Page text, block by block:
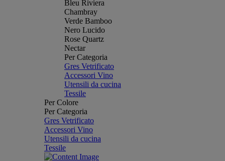
Bleu Riviera
Chambray
Verde Bamboo
Nero Lucido
Rose Quartz
Nectar
Per Categoria
Gres Vetrificato
Accessori Vino
Utensili da cucina
Tessile
Per Colore
Per Categoria
Gres Vetrificato
Accessori Vino
Utensili da cucina
Tessile